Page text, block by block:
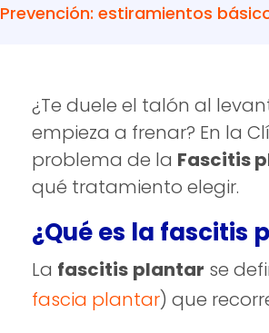
Prevención: estiramientos
¿Te duele el talón al
empieza a frenar? En la
problema de la Fascitis
qué tratamiento elegir.
¿Qué es la fascitis
La fascitis plantar se
fascia plantar) que